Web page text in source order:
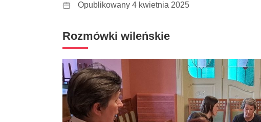
Opublikowany 4 kwietnia 2025
Rozmówki wileńskie